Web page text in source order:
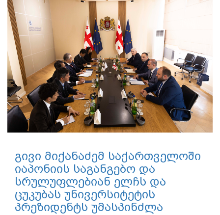
გივი მიქანაძემ საქართველოში
იაპონიის საგანგებო და
სრულუფლებიან ელჩს და
ცუკუბას უნივერსიტეტის
პრეზიდენტს უმასპინძლა